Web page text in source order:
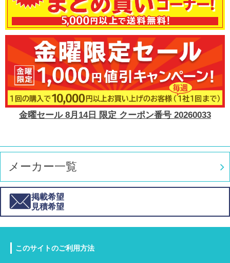
金曜セール 8月14日 限定 クーポン番号 20260033
メーカー一覧
掲載希望
見積希望
このサイトのご利用方法